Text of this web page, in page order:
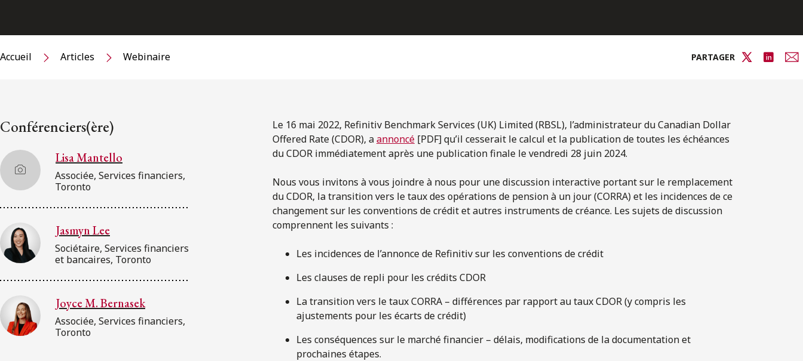
Accueil Articles Webinaire PARTAGER
Conférenciers(ère)
Lisa Mantello
Associée, Services financiers,
Toronto
Jasmyn Lee
Sociétaire, Services financiers
et bancaires, Toronto
Joyce M. Bernasek
Associée, Services financiers,
Toronto
Le 16 mai 2022, Refinitiv Benchmark Services (UK) Limited (RBSL), l’administrateur du Canadian Dollar
Offered Rate (CDOR), aannoncé [PDF] qu’il cesserait le calcul et la publication de toutes les échéances
du CDOR immédiatement après une publication finale le vendredi 28 juin 2024.
Nous vous invitons à vous joindre à nous pour une discussion interactive portant sur le remplacement
du CDOR, la transition vers le taux des opérations de pension à un jour (CORRA) et les incidences de ce
changement sur les conventions de crédit et autres instruments de créance. Les sujets de discussion
comprennent les suivants :
Les incidences de l’annonce de Refinitiv sur les conventions de crédit
Les clauses de repli pour les crédits CDOR
La transition vers le taux CORRA – différences par rapport au taux CDOR (y compris les
ajustements pour les écarts de crédit)
Les conséquences sur le marché financier – délais, modifications de la documentation et
prochaines étapes.